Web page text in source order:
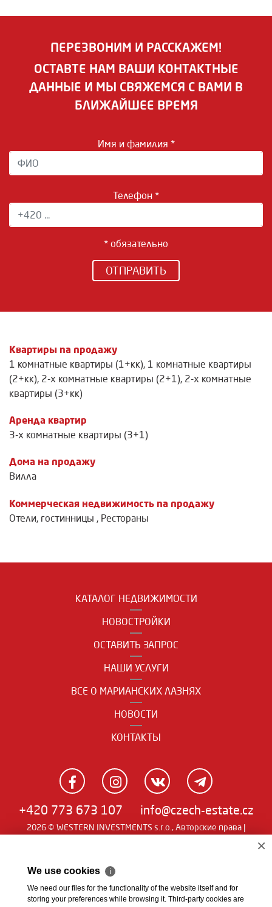
ПЕРЕЗВОНИМ И РАССКАЖЕМ!
ОСТАВТЕ НАМ ВАШИ КОНТАКТНЫЕ
ДАННЫЕ И МЫ СВЯЖЕМСЯ С ВАМИ В
БЛИЖАЙШЕЕ ВРЕМЯ
Имя и фамилия *
Телефон *
* обязательно
ОТПРАВИТЬ
Квартиры na продажу
1 комнатные квартиры (1+кк), 1 комнатные квартиры
(2+кк), 2-х комнатные квартиры (2+1), 2-х комнатные
квартиры (3+кк)
Аренда квартир
3-х комнатные квартиры (3+1)
Дома на продажу
Вилла
Коммерческая недвижимость na продажу
Отели, гостинницы , Рестораны
КАТАЛОГ НЕДВИЖИМОСТИ
НОВОСТРОЙКИ
ОСТАВИТЬ ЗАПРОС
НАШИ УСЛУГИ
ВСЕ О МАРИАНСКИХ ЛАЗНЯХ
НОВОСТИ
КОНТАКТЫ
+420 773 673 107 info@czech-estate.cz
2026 © WESTERN INVESTMENTS s.r.o., Авторские права |
×
We use cookies ℹ
We need our files for the functionality of the website itself and for
storing your preferences while browsing it. Third-party cookies are